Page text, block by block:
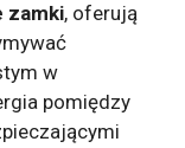
zamki, oferują
w
pomiędzy